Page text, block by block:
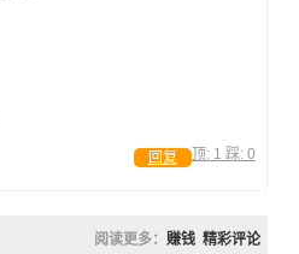
顶: 1 踩: 0
回复
阅读更多： 赚钱 精彩评论